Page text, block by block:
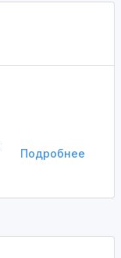
Подробнее